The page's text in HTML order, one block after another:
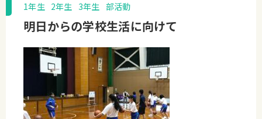
1年生 2年生 3年生 部活動
明日からの学校生活に向けて